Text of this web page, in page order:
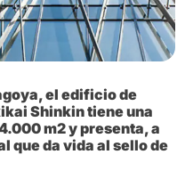
el edificio de
Shinkin tiene una
m2 y presenta, a
que da vida al sello de